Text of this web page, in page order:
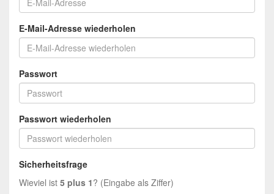
E-Mail-Adresse wiederholen
Passwort
Passwort wiederholen
Sicherheitsfrage
Wieviel ist 5 plus 1? (Eingabe als Ziffer)